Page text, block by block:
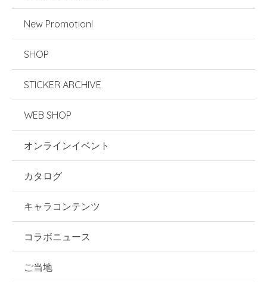
New Promotion!
SHOP
STICKER ARCHIVE
WEB SHOP
オンラインイベント
カタログ
キャラコンテンツ
コラボニュース
ご当地